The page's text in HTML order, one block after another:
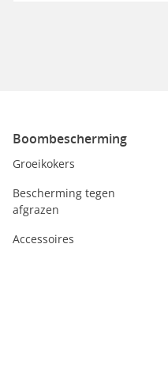
Boombescherming
Groeikokers
Bescherming tegen
afgrazen
Accessoires